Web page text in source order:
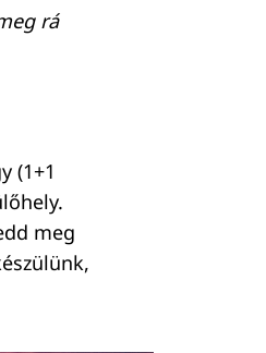
rá
(1+1
meg